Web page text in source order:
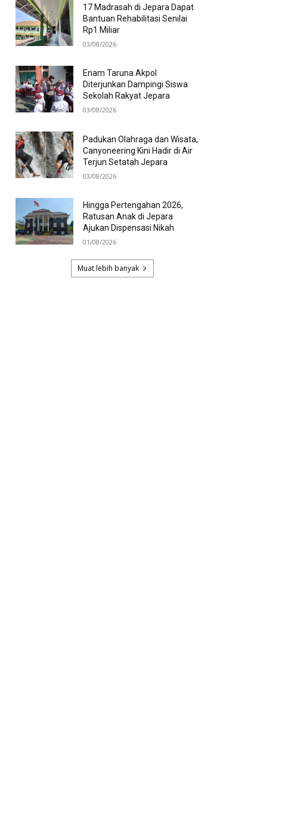
17 Madrasah di Jepara Dapat
Bantuan Rehabilitasi Senilai
Rp1 Miliar
03/08/2026
Enam Taruna Akpol
Diterjunkan Dampingi Siswa
Sekolah Rakyat Jepara
03/08/2026
Padukan Olahraga dan Wisata,
Canyoneering Kini Hadir di Air
Terjun Setatah Jepara
03/08/2026
Hingga Pertengahan 2026,
Ratusan Anak di Jepara
Ajukan Dispensasi Nikah
01/08/2026
Muat lebih banyak